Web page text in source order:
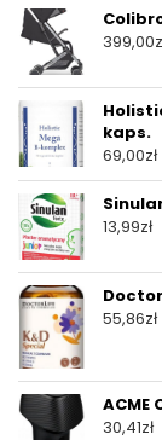
399,00
kaps.
69,00zł
13,99zł
55,86zł
ACME
30,41zł